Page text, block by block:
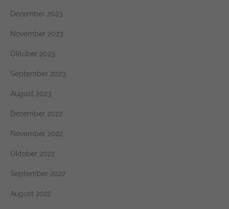
Dezember 2023
November 2023
Oktober 2023
September 2023
August 2023
Dezember 2022
November 2022
Oktober 2022
September 2022
August 2022